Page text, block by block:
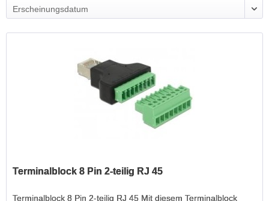
Terminalblock 8 Pin 2-teilig RJ 45
Terminalblock 8 Pin 2-teilig RJ 45 Mit diesem Terminalblock